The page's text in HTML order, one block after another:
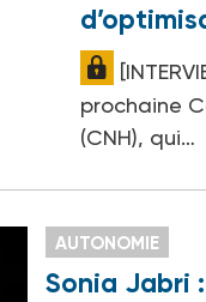
prochaine
(CNH), qui…
AUTONOMIE
Sonia Jabri